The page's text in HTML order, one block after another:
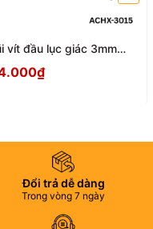
vít đầu lục giác 3mm
Đổi trả dễ dàng
Trong vòng 7 ngày